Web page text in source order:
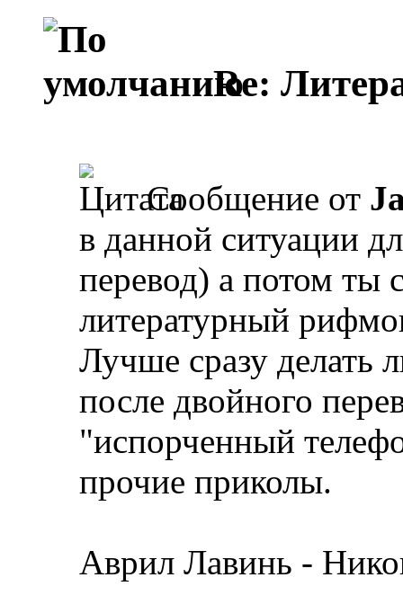
Re:
Сообщение от
в данной ситуации
перевод) а потом ты
литературный
Лучше сразу делать
после двойного
"испорченный
прочие приколы.
Аврил Лавинь -